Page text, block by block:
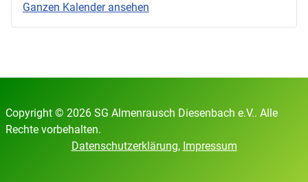
Ganzen Kalender ansehen
Copyright © 2026 SG Almenrausch Diesenbach e.V.. Alle
Rechte vorbehalten.
Datenschutzerklärung, Impressum